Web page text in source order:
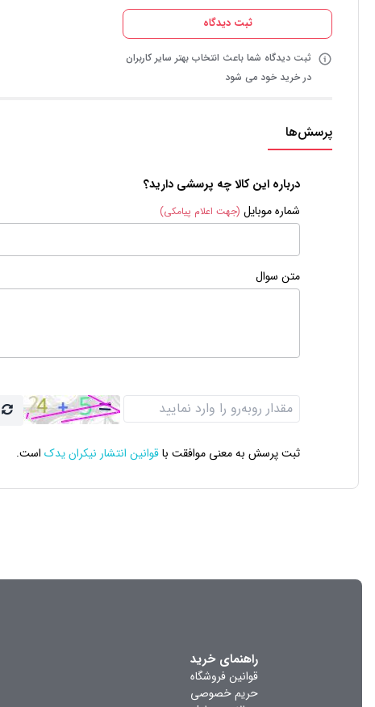
ثبت دیدگاه
ثبت دیدگاه شما باعث انتخاب بهتر سایر کاربران
در خرید خود می شود
پرسش‌ها
درباره این کالا چه پرسشی دارید؟
شماره موبایل (جهت اعلام پیامکی)
متن سوال
ثبت پرسش به معنی موافقت باقوانین انتشار نیکران یدک است.
راهنمای خرید
قوانین فروشگاه
حریم خصوصی